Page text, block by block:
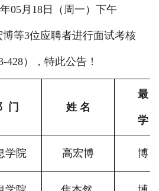
年05月 18 日 （ 周一）下午
博等3位应聘者进行面试考核
-428） ，特此公告！
门 姓 名
最
学
学院 高宏博 博